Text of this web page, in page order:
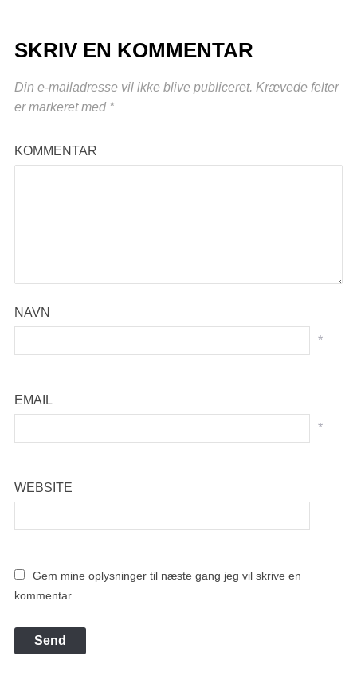
SKRIV EN KOMMENTAR
Din e-mailadresse vil ikke blive publiceret. Krævede felter
er markeret med *
KOMMENTAR
NAVN
*
EMAIL
*
WEBSITE
Gem mine oplysninger til næste gang jeg vil skrive en
kommentar